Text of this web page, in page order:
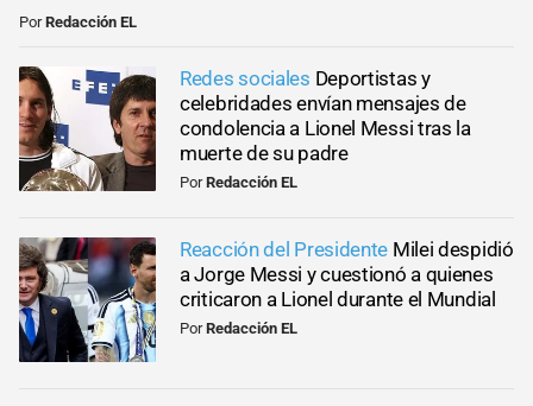
PorRedacción EL
Redes sociales Deportistas y
celebridades envían mensajes de
condolencia a Lionel Messi tras la
muerte de su padre
PorRedacción EL
Reacción del Presidente Milei despidió
a Jorge Messi y cuestionó a quienes
criticaron a Lionel durante el Mundial
PorRedacción EL